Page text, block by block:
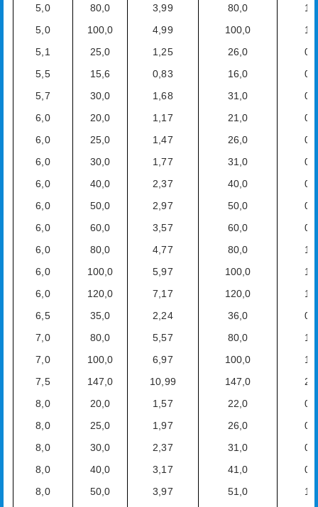
5,0
80,0 3,99 80,0
5,0
100,0 4,99 100,0
5,1
25,0 1,25 26,0
5,5
15,6 0,83 16,0
5,7
30,0 1,68 31,0
6,0
20,0 1,17 21,0
6,0
25,0 1,47 26,0
6,0
30,0 1,77 31,0
6,0
40,0 2,37 40,0
6,0
50,0 2,97 50,0
6,0
60,0 3,57 60,0
6,0
80,0 4,77 80,0
6,0
100,0 5,97 100,0
6,0
120,0 7,17 120,0
6,5
35,0 2,24 36,0
7,0
80,0 5,57 80,0
7,0
100,0 6,97 100,0
7,5
147,0 10,99 147,0
8,0
20,0 1,57 22,0
8,0
25,0 1,97 26,0
8,0
30,0 2,37 31,0
8,0
40,0 3,17 41,0
8,0
50,0 3,97 51,0